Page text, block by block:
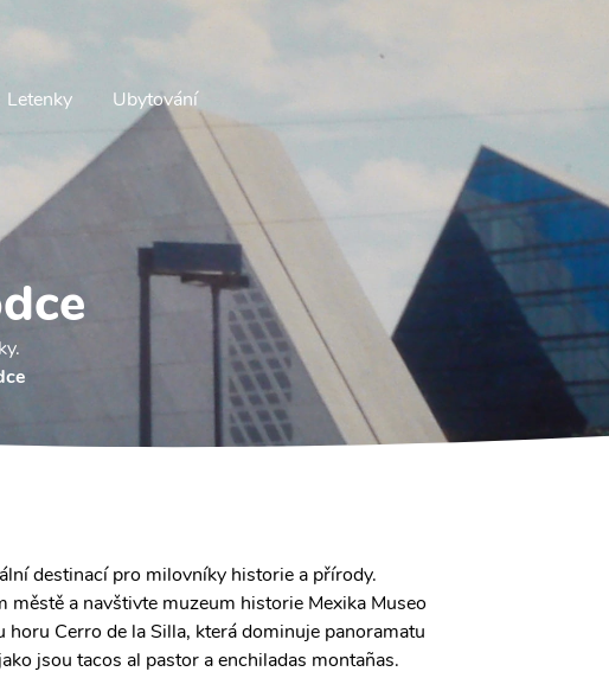
Letenky Ubytování
destinací pro milovníky historie a přírody.
a navštivte muzeum historie Mexika Museo
Cerro de la Silla, která dominuje panoramatu
jsou tacos al pastor a enchiladas montañas.